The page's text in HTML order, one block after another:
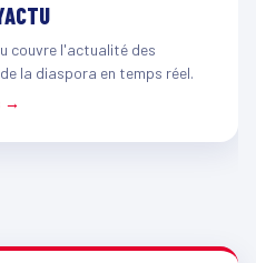
couvre l'actualité des
la diaspora en temps réel.
→